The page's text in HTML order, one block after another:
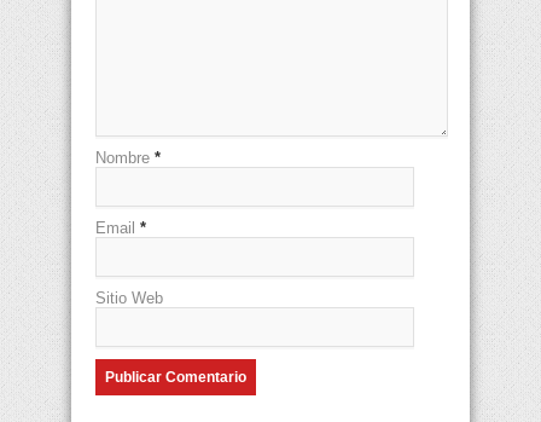
Nombre *
Email *
Sitio Web